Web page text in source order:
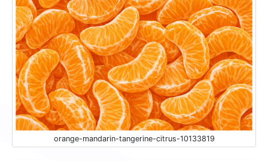
orange-mandarin-tangerine-citrus-10133819